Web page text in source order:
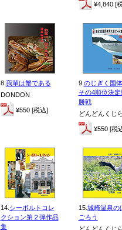
¥4,840 [
8. 我輩は蟹である
DONDON
¥550 [税込]
9. のじぎく国
その4順位決定
勝戦
どんどんくじ
¥550 [税
14. シーボルトコレ
クション第２弾作品
集
15. 城崎温泉の
ごろう